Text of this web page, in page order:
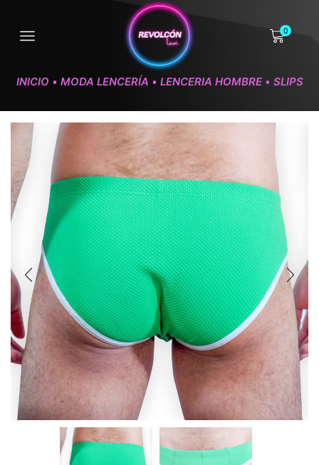
0
INICIO • MODA LENCERÍA • LENCERIA HOMBRE • SLIPS